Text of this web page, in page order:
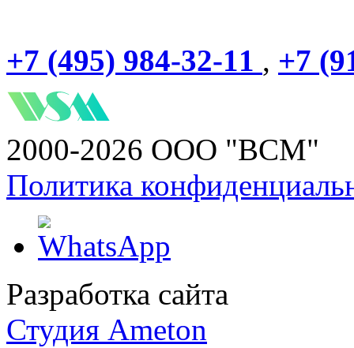
+7 (495) 984-32-11 , +7
2000-2026 ООО "ВСМ"
Политика
Разработка сайта
Студия Ameton